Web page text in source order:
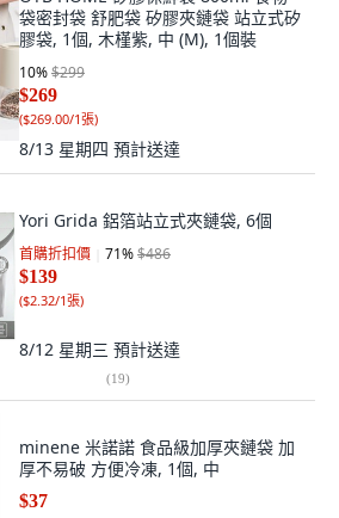
袋密封袋 舒肥袋 矽膠夾鏈袋 站立式矽
膠袋, 1個, 木槿紫, 中 (M), 1個裝
10%$299
$269
($269.00/1張)
8/13 星期四 預計送達
Yori Grida 鋁箔站立式夾鏈袋, 6個
首購折扣價 71%$486
$139
($2.32/1張)
8/12 星期三 預計送達
(19)
minene 米諾諾 食品級加厚夾鏈袋 加
厚不易破 方便冷凍, 1個, 中
$37